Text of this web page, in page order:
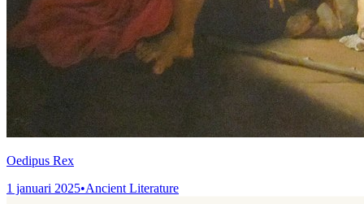
Oedipus Rex
1 januari 2025•Ancient Literature